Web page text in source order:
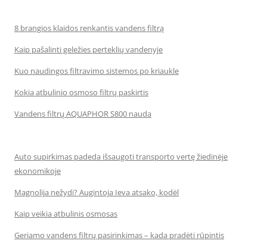
8 brangios klaidos renkantis vandens filtrą
Kaip pašalinti geležies perteklių vandenyje
Kuo naudingos filtravimo sistemos po kriaukle
Kokia atbulinio osmoso filtrų paskirtis
Vandens filtrų AQUAPHOR S800 nauda
Auto supirkimas padeda išsaugoti transporto vertę žiedinėje
ekonomikoje
Magnolija nežydi? Augintoja Ieva atsako, kodėl
Kaip veikia atbulinis osmosas
Geriamo vandens filtrų pasirinkimas – kada pradėti rūpintis